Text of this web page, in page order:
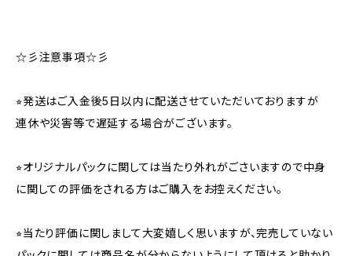
☆彡注意事項☆彡
⭐︎発送はご入金後5日以内に配送させていただいておりますが
連休や災害等で遅延する場合がございます。
⭐︎オリジナルパックに関しては当たり外れがごさいますので中身
に関しての評価をされる方はご購入をお控えください。
⭐︎当たり評価に関しまして大変嬉しく思いますが、完売していない